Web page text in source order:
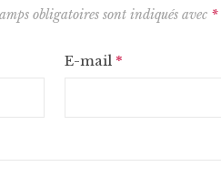
obligatoires sont indiqués avec *
E-mail *